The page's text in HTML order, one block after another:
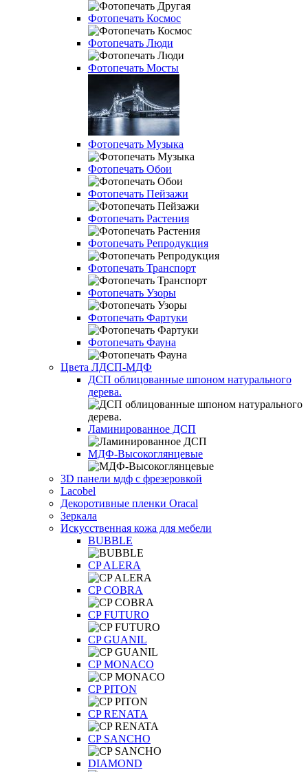
Фотопечать Космос
Фотопечать Люди
Фотопечать Мосты
Фотопечать Музыка
Фотопечать Обои
Фотопечать Пейзажи
Фотопечать Растения
Фотопечать Репродукция
Фотопечать Транспорт
Фотопечать Узоры
Фотопечать Фартуки
Фотопечать Фауна
Цвета ЛДСП-МДФ
ДСП облицованные шпоном натурального
дерева.
Ламинированное ДСП
МДФ-Высокоглянцевые
3D панели мдф с фрезеровкой
Lacobel
Декоротивные пленки Oracal
Зеркала
Искусственная кожа для мебели
BUBBLE
CP ALERA
CP COBRA
CP FUTURO
CP GUANIL
CP MONACO
CP PITON
CP RENATA
CP SANCHO
DIAMOND